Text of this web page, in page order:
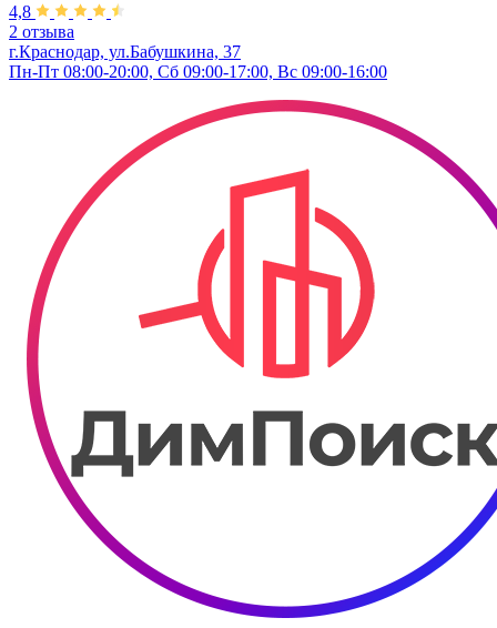
4,8
2 отзыва
г.Краснодар, ул.Бабушкина, 37
Пн-Пт 08:00-20:00, Сб 09:00-17:00, Вс 09:00-16:00